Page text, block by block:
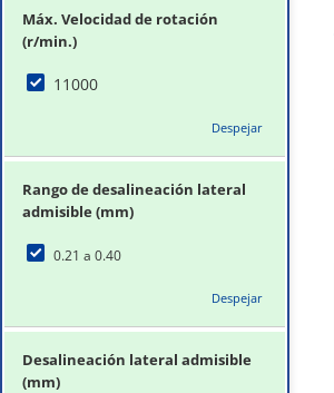
Máx. Velocidad de rotación
(r/min.)
11000
Despejar
Rango de desalineación lateral
admisible (mm)
0.21 a 0.40
Despejar
Desalineación lateral admisible
(mm)